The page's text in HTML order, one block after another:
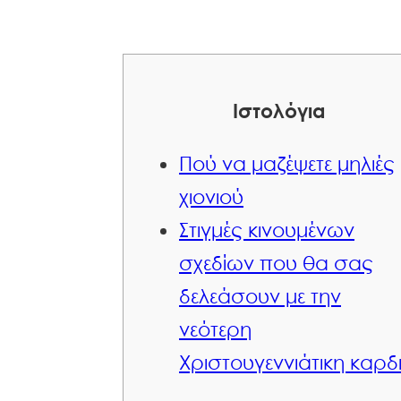
Ιστολόγια
Πού να μαζέψετε μηλιές
χιονιού
Στιγμές κινουμένων
σχεδίων που θα σας
δελεάσουν με την
νεότερη
Χριστουγεννιάτικη